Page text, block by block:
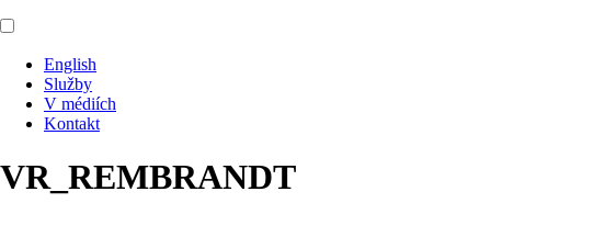
English
Služby
V médiích
Kontakt
VR_REMBRANDT